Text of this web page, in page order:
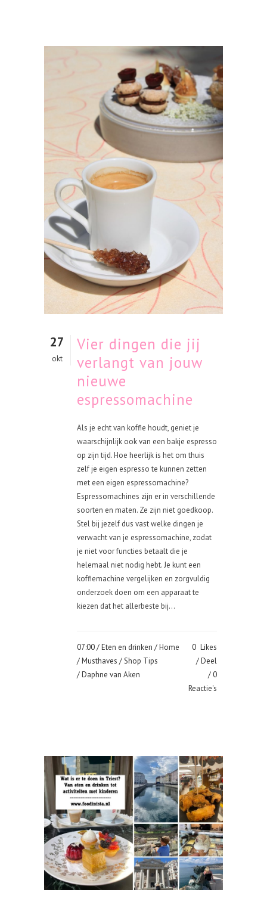
27
okt
Vier dingen die jij
verlangt van jouw
nieuwe
espressomachine
Als je echt van koffie houdt, geniet je
waarschijnlijk ook van een bakje espresso
op zijn tijd. Hoe heerlijk is het om thuis
zelf je eigen espresso te kunnen zetten
met een eigen espressomachine?
Espressomachines zijn er in verschillende
soorten en maten. Ze zijn niet goedkoop.
Stel bij jezelf dus vast welke dingen je
verwacht van je espressomachine, zodat
je niet voor functies betaalt die je
helemaal niet nodig hebt. Je kunt een
koffiemachine vergelijken en zorgvuldig
onderzoek doen om een apparaat te
kiezen dat het allerbeste bij...
07:00 /Eten en drinken /Home
/Musthaves /Shop Tips
/ Daphne van Aken
0 Likes
Deel
0
Reactie's